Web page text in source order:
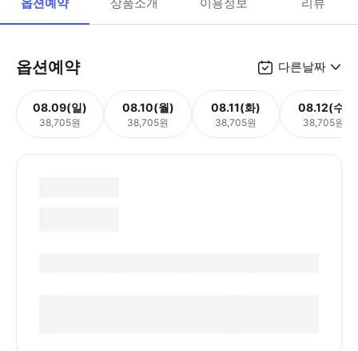
옵션예약 다른날짜
08.09(일)
38,705원
08.10(월)
38,705원
08.11(화)
38,705원
08.12(수)
38,705원